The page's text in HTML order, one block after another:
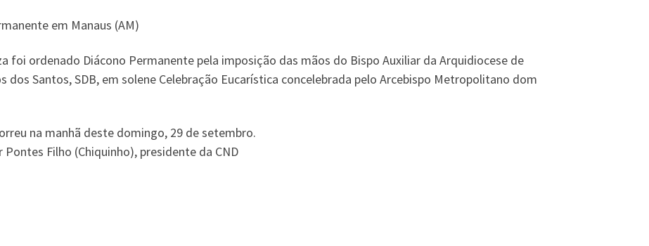
em Manaus (AM)
foi ordenado Diácono Permanente pela imposição das mãos do Bispo Auxiliar da Arquidiocese de
dos Santos, SDB, em solene Celebração Eucarística concelebrada pelo Arcebispo Metropolitano dom
na manhã deste domingo, 29 de setembro.
Filho (Chiquinho), presidente da CND